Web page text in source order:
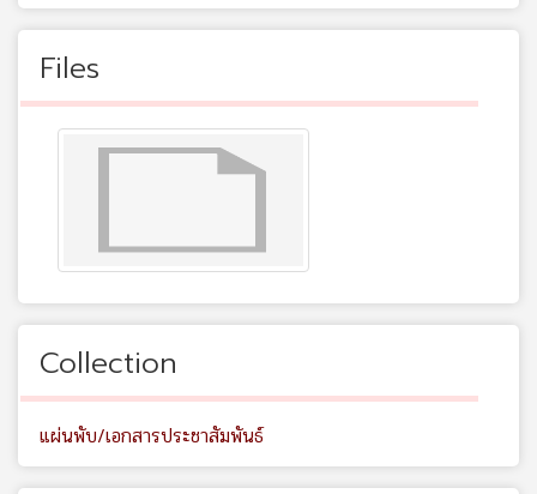
Files
Collection
แผ่นพับ/เอกสารประชาสัมพันธ์